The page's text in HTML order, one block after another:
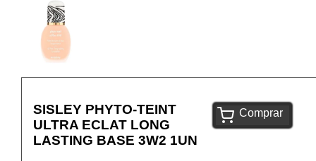
SISLEY PHYTO-TEINT
ULTRA ECLAT LONG
LASTING BASE 3W2 1UN
Comprar